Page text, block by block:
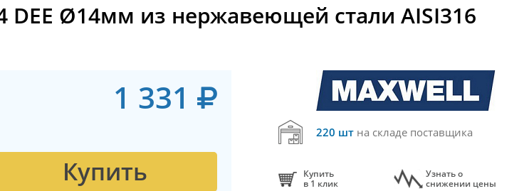
DEE Ø14мм из нержавеющей стали AISI316
1 331
Купить
220 шт на складе поставщика
Купить
в 1 клик
Узнать о
снижении цены